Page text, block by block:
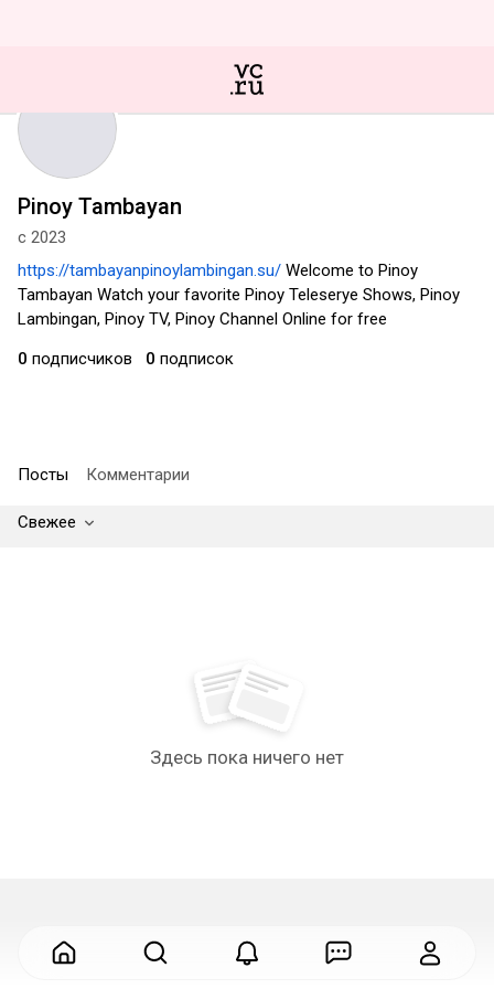
Pinoy Tambayan
с 2023
https://tambayanpinoylambingan.su/ Welcome to Pinoy
Tambayan Watch your favorite Pinoy Teleserye Shows, Pinoy
Lambingan, Pinoy TV, Pinoy Channel Online for free
0 подписчиков 0 подписок
Посты Комментарии
Свежее
Здесь пока ничего нет